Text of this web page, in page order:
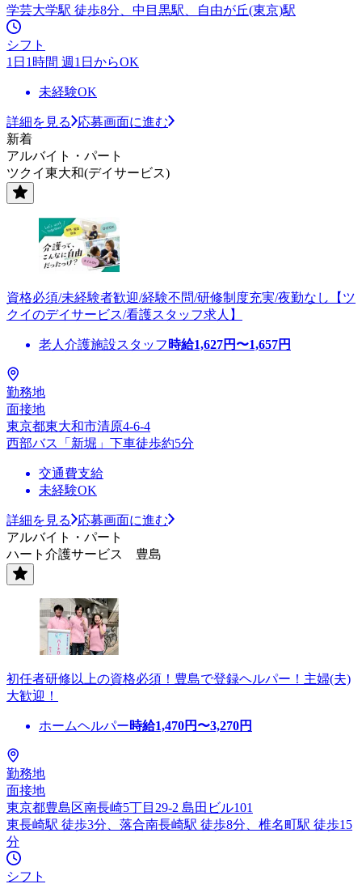
学芸大学駅 徒歩8分、中目黒駅、自由が丘(東京)駅
シフト
1日1時間 週1日からOK
未経験OK
詳細を見る
応募画面に進む
新着
アルバイト・パート
ツクイ東大和(デイサービス)
資格必須/未経験者歓迎/経験不問/研修制度充実/夜勤なし【ツ
クイのデイサービス/看護スタッフ求人】
老人介護施設スタッフ 時給1,627円〜1,657円
勤務地
面接地
東京都東大和市清原4-6-4
西部バス「新堀」下車徒歩約5分
交通費支給
未経験OK
詳細を見る
応募画面に進む
アルバイト・パート
ハート介護サービス 豊島
初任者研修以上の資格必須！豊島で登録ヘルパー！主婦(夫)
大歓迎！
ホームヘルパー時給1,470円〜3,270円
勤務地
面接地
東京都豊島区南長崎5丁目29-2 島田ビル101
東長崎駅 徒歩3分、落合南長崎駅 徒歩8分、椎名町駅 徒歩15
分
シフト